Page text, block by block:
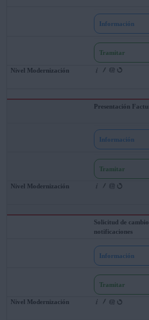
Información
Tramitar
Presentación
Información
Tramitar
Solicitud de
notificaciones
Información
Tramitar